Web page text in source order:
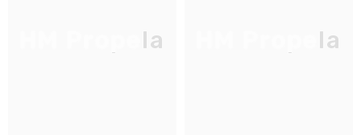
HM Propela HM Propela